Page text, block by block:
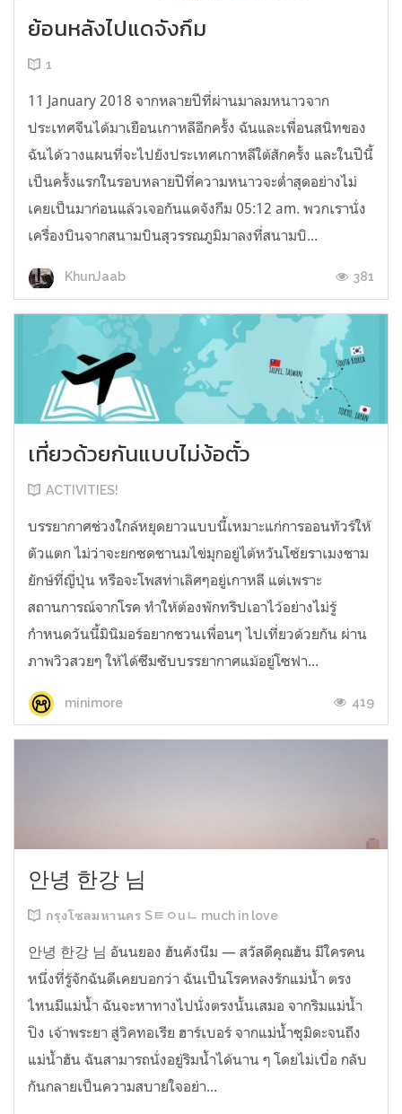
ย้อนหลังไปแดจังกึม
1
11 January 2018 จากหลายปีที่ผ่านมาลมหนาวจาก
ประเทศจีนได้มาเยือนเกาหลีอีกครั้ง ฉันและเพื่อนสนิทของ
ฉันได้วางแผนที่จะไปยังประเทศเกาหลีใต้สักครั้ง และในปีนี้
เป็นครั้งแรกในรอบหลายปีที่ความหนาวจะต่ำสุดอย่างไม่
เคยเป็นมาก่อนแล้วเจอกันแดจังกึม 05:12 am. พวกเรานั่ง
เครื่องบินจากสนามบินสุวรรณภูมิมาลงที่สนามบิ...
KhunJaab 381
เที่ยวด้วยกันแบบไม่ง้อตั๋ว
ACTIVITIES!
บรรยากาศช่วงใกล้หยุดยาวแบบนี้เหมาะแก่การออนทัวร์ให้
ตัวแตก ไม่ว่าจะยกซดชานมไข่มุกอยู่ไต้หวันโซ้ยราเมงชาม
ยักษ์ที่ญี่ปุ่น หรือจะโพสท่าเลิศๆอยู่เกาหลี แต่เพราะ
สถานการณ์จากโรค ทำให้ต้องพักทริปเอาไว้อย่างไม่รู้
กำหนดวันนี้มินิมอร์อยากชวนเพื่อนๆ ไปเที่ยวด้วยกัน ผ่าน
ภาพวิวสวยๆ ให้ได้ซึมซับบรรยากาศแม้อยู่โซฟา...
minimore 419
안녕 한강 님
กรุงโซลมหานคร Sㅌㅇuㄴ much in love
안녕 한강 님 อันนยอง ฮันคังนีม — สวัสดีคุณฮัน มีใครคน
หนึ่งที่รู้จักฉันดีเคยบอกว่า ฉันเป็นโรคหลงรักแม่น้ำ ตรง
ไหนมีแม่น้ำ ฉันจะหาทางไปนั่งตรงนั้นเสมอ จากริมแม่น้ำ
ปิง เจ้าพระยา สู่วิคทอเรีย ฮาร์เบอร์ จากแม่น้ำซุมิดะจนถึง
แม่น้ำฮัน ฉันสามารถนั่งอยู่ริมน้ำได้นาน ๆ โดยไม่เบื่อ กลับ
กันกลายเป็นความสบายใจอย่า...